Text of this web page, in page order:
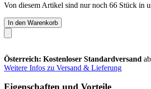
Von diesem Artikel sind nur noch 66 Stück in
In den Warenkorb
Österreich: Kostenloser Standardversand
Weitere Infos zu Versand & Lieferung
Eigenschaften und Vorteile